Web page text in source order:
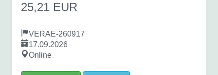
25,21 EUR
VERAE-260917
17.09.2026
Online